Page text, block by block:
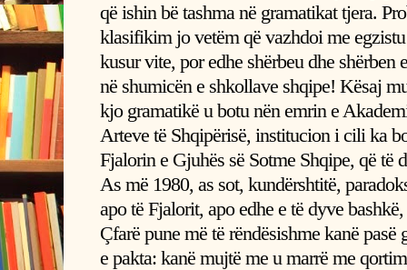
që ishin bë tashma në gramatikat tjera.
klasifikim jo vetëm që vazhdoi me
kusur vite, por edhe shërbeu dhe
në shumicën e shkollave shqipe! Kësaj
kjo gramatikë u botu nën emrin e
Arteve të Shqipërisë, institucion i cili ka
Fjalorin e Gjuhës së Sotme Shqipe, që të
As më 1980, as sot, kundërshtitë,
apo të Fjalorit, apo edhe e të dyve
Çfarë pune më të rëndësishme kanë
e pakta: kanë mujtë me u marrë me